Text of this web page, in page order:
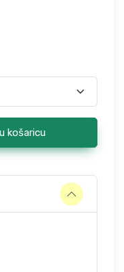
košaricu